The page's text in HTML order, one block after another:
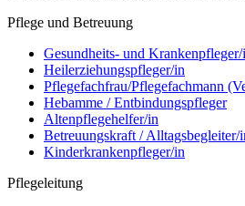
Pflege und Betreuung
Gesundheits- und Krankenpfleger/
Heilerziehungspfleger/in
Pflegefachfrau/Pflegefachmann
Hebamme / Entbindungspfleger
Altenpflegehelfer/in
Betreuungskraft / Alltagsbegleiter/
Kinderkrankenpfleger/in
Pflegeleitung